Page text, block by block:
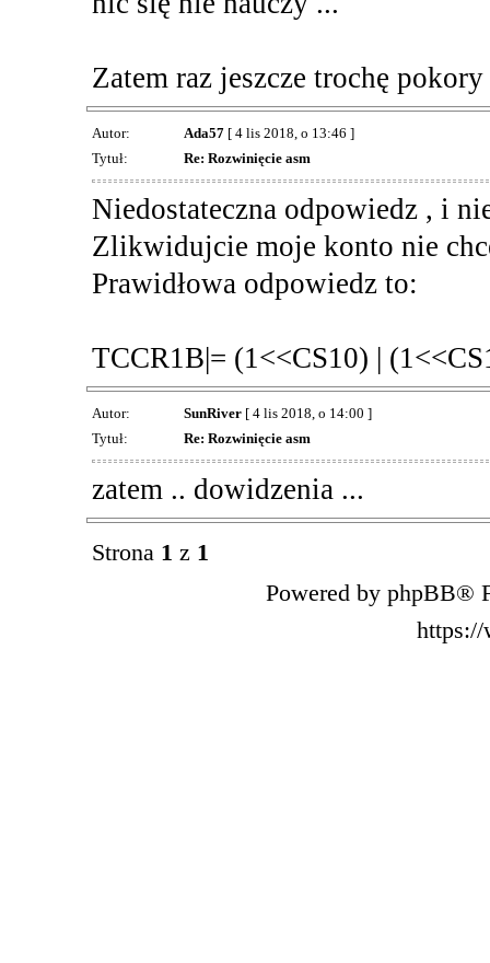
Zatem raz jeszcze trochę
Autor: Ada57[ 4 lis 2018, o 13:46 ]
Tytuł:
Re: Rozwinięcie asm
Niedostateczna odpowiedz , i
Zlikwidujcie moje konto nie
Prawidłowa odpowiedz to:
TCCR1B|= (1<<CS10) |
Autor: SunRiver[ 4 lis 2018, o 14:00 ]
Tytuł:
Re: Rozwinięcie asm
zatem .. dowidzenia ...
Strona 1 z 1
Powered by phpBB®
https://